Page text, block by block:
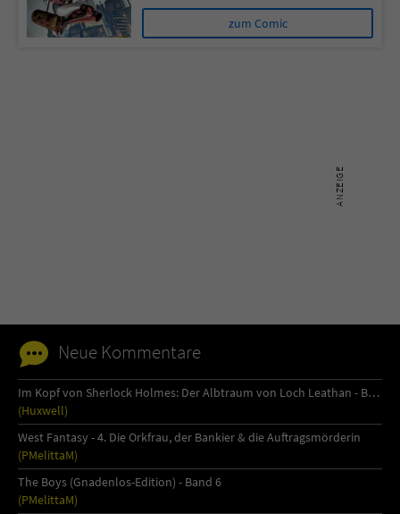
zum Comic
Neue Kommentare
Im Kopf von Sherlock Holmes: Der Albtraum von Loch Leathan - Buch 1
(Huxwell)
West Fantasy - 4. Die Orkfrau, der Bankier & die Auftragsmörderin
(PMelittaM)
The Boys (Gnadenlos-Edition) - Band 6
(PMelittaM)